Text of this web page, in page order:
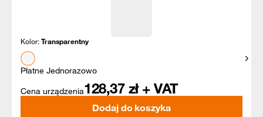
Kolor:Transparentny
Płatne Jednorazowo
Cena urządzenia128,37 zł + VAT
Dodaj do koszyka